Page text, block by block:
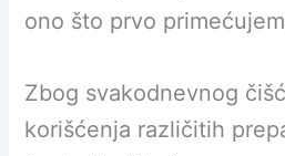
ono što prvo
Zbog svakodnevnog
korišćenja različitih